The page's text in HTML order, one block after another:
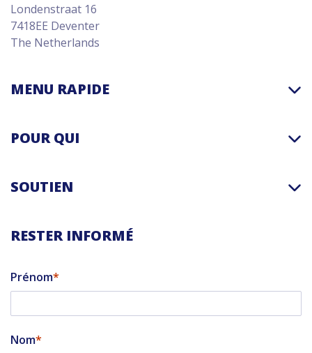
Londenstraat 16
7418EE Deventer
The Netherlands
MENU RAPIDE
POUR QUI
SOUTIEN
RESTER INFORMÉ
Prénom
Nom